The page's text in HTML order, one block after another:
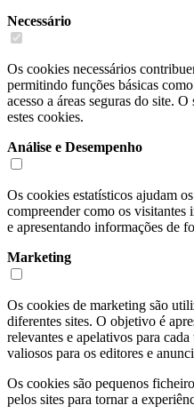
Necessário
Os cookies necessários
permitindo funções básicas
acesso a áreas seguras do site.
estes cookies.
Análise e Desempenho
Os cookies estatísticos ajudam
compreender como os visitantes
e apresentando informações de
Marketing
Os cookies de marketing são
diferentes sites. O objetivo é
relevantes e apelativos para
valiosos para os editores e
Os cookies são pequenos
pelos sites para tornar a